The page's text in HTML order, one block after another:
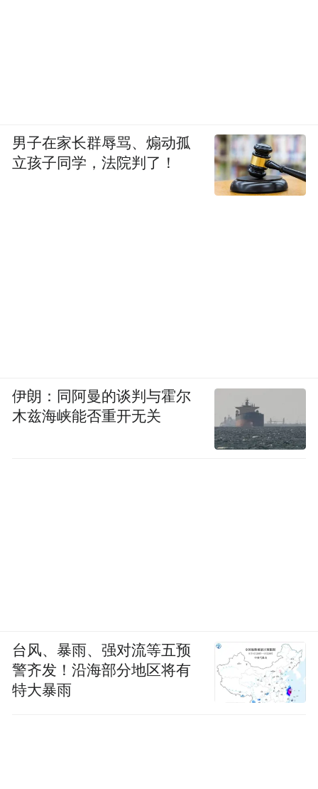
男子在家长群辱骂、煽动孤
立孩子同学，法院判了！
伊朗：同阿曼的谈判与霍尔
木兹海峡能否重开无关
台风、暴雨、强对流等五预
警齐发！沿海部分地区将有
特大暴雨